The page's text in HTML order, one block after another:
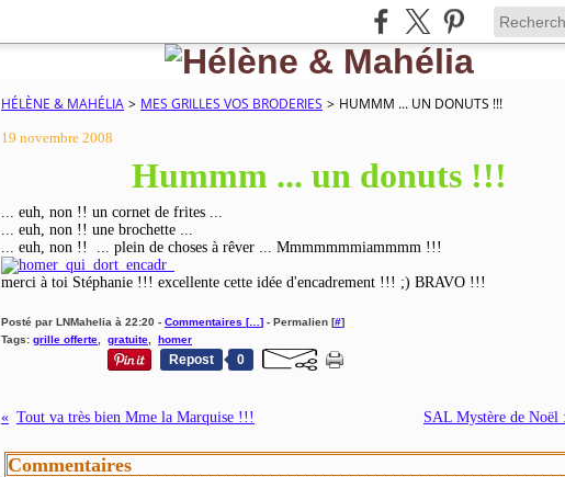
HÉLÈNE & MAHÉLIA > MES GRILLES VOS BRODERIES > HUMMM ... UN DONUTS !!!
19 novembre 2008
Hummm ... un donuts !!!
... euh, non !! un cornet de frites ...
... euh, non !! une brochette ...
... euh, non !! ... plein de choses à rêver ... Mmmmmmmiammmm !!!
merci à toi Stéphanie !!! excellente cette idée d'encadrement !!! ;) BRAVO !!!
Posté par LNMahelia à 22:20 - Commentaires [… ] - Permalien [#]
Tags: grille offerte gratuite homer
Repost 0
Tout va très bien Mme la Marquise !!! SAL Mystère de Noël
Commentaires